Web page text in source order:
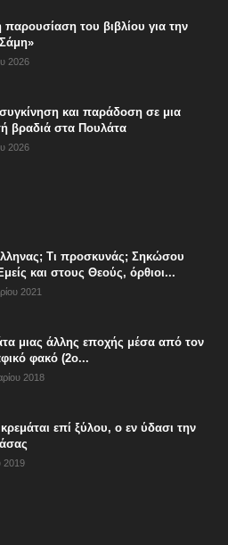
του βιβλίου για την
2026
και παράδοση σε μια
βραδιά στα Πουλάτα
2026
Τι προσκυνάς; Σηκώσου
και στους Θεούς, όρθιοι...
2021
μιας άλλης εποχής μέσα από τον
φακό (2ο...
2018
επί ξύλου, ο εν ύδασι την
2019